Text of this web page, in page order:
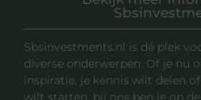
Sbsinvestments.nl is dé plek
diverse onderwerpen. Of je nu
inspiratie, je kennis wilt delen
wilt starten, bij ons ben je op